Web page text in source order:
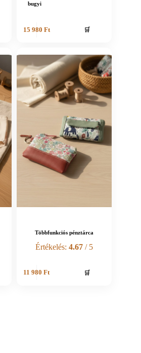
bugyi
15 980 Ft 🛒
Többfunkciós pénztárca
Értékelés:4.67 / 5
11 980Ft 🛒